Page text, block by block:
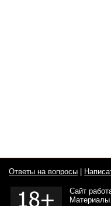
Ответы на вопросы
Сайт